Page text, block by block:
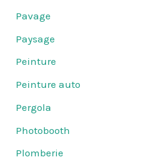
Pavage
Paysage
Peinture
Peinture auto
Pergola
Photobooth
Plomberie